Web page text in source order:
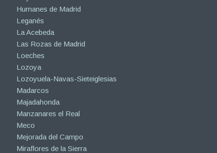
Humanes de Madrid
Leganés
La Acebeda
Las Rozas de Madrid
Loeches
Lozoya
Lozoyuela-Navas-Sieteiglesias
Madarcos
Majadahonda
Manzanares el Real
Meco
Mejorada del Campo
Miraflores de la Sierra